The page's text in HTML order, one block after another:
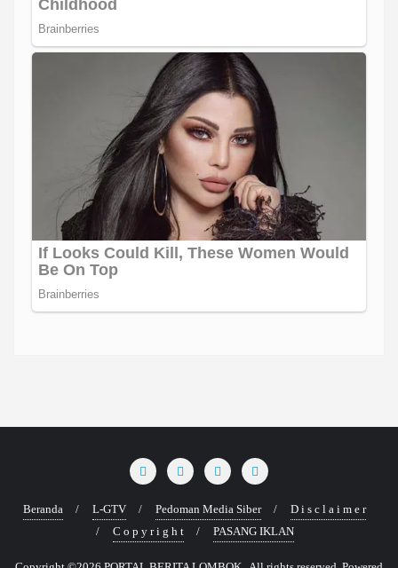
Beranda L-GTV Pedoman Media Siber
D i s c l a i m e r
C o p y r i g h t
PASANG IKLAN